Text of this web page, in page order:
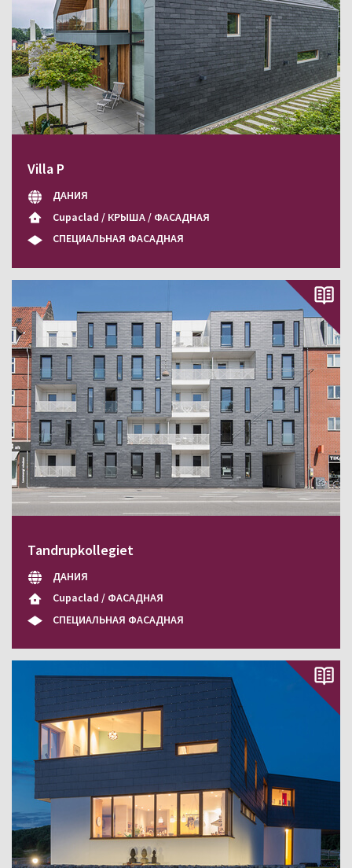
Villa P
ДАНИЯ
Cupaclad / КРЫША / ФАСАДНАЯ
СПЕЦИАЛЬНАЯ ФАСАДНАЯ
Tandrupkollegiet
ДАНИЯ
Cupaclad / ФАСАДНАЯ
СПЕЦИАЛЬНАЯ ФАСАДНАЯ